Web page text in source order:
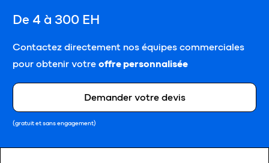
De 4 à 300 EH
Contactez directement nos équipes commerciales
pour obtenir votre offre personnalisée
Demander votre devis
(gratuit et sans engagement)